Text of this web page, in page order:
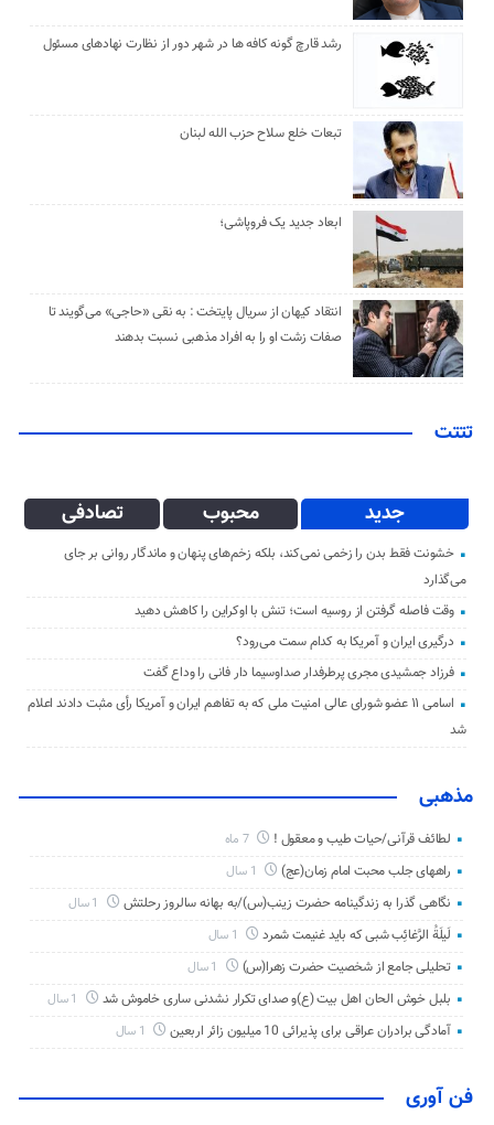
رشد قارچ گونه کافه ها در شهر دور از نظارت نهادهای مسئول
تبعات خلع سلاح حزب الله لبنان
ابعاد جدید یک فروپاشی؛
انتقاد کیهان از سریال پایتخت : به نقی «حاجی» می‌گویند تا
صفات زشت او را به افراد مذهبی نسبت بدهند
تتتت
جدید محبوب تصادفی
خشونت فقط بدن را زخمی نمی‌کند، بلکه زخم‌های پنهان و ماندگار روانی بر جای
می‌گذارد
وقت فاصله گرفتن از روسیه است؛ تنش با اوکراین را کاهش دهید
درگیری ایران و آمریکا به کدام سمت می‌رود؟
فرزاد جمشیدی مجری پرطرفدار صداوسیما دار فانی را وداع گفت
اسامی ۱۱ عضو شورای عالی امنیت ملی که به تفاهم ایران و آمریکا رأی مثبت دادند اعلام
شد
مذهبی
لطائف قرآنی/حیات طیب و معقول ! 7 ماه
راههای جلب محبت امام زمان(عج)
نگاهی گذرا به زندگینامه حضرت زینب(س)/به بهانه سالروز رحلتش
لَیلَةُ الرَّغائِب شبی که باید غنیمت شمرد
تحلیلی جامع از شخصیت حضرت زهرا(س)
بلبل خوش الحان اهل بیت (ع)و صدای تکرار نشدنی ساری خاموش شد
آمادگی برادران عراقی برای پذیرائی 10 میلیون زائر اربعین
فن آوری